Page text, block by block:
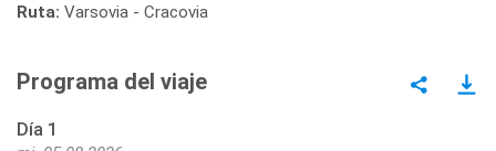
Ruta: Varsovia - Cracovia
Programa del viaje
Día 1